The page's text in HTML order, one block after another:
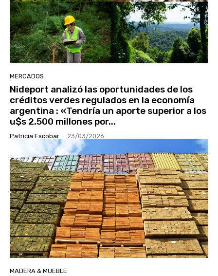
MERCADOS
Nideport analizó las oportunidades de los
créditos verdes regulados en la economía
argentina : «Tendría un aporte superior a los
u$s 2.500 millones por...
Patricia Escobar - 23/03/2026
MADERA & MUEBLE